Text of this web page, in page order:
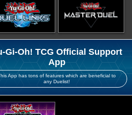
Gi-Oh! TCG Official Support
App
App has tons of features which are beneficial to
any Duelist!